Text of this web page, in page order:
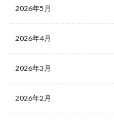
2026年5月
2026年4月
2026年3月
2026年2月